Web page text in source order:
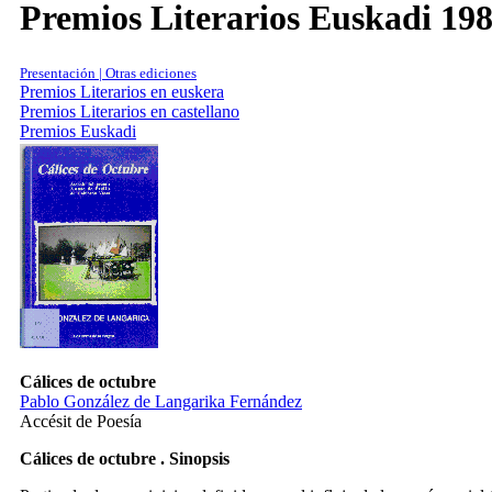
Premios Literarios Euskadi
Presentación | Otras ediciones
Premios Literarios en euskera
Premios Literarios en castellano
Premios Euskadi
Cálices de octubre
Pablo González de Langarika Fernández
Accésit de Poesía
Cálices de octubre . Sinopsis